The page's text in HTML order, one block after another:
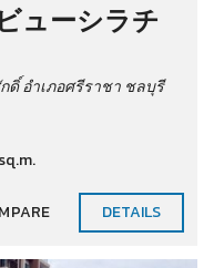
ューシラチ
กดิ์ อำเภอศรีราชา ชลบุรี
DETAILS